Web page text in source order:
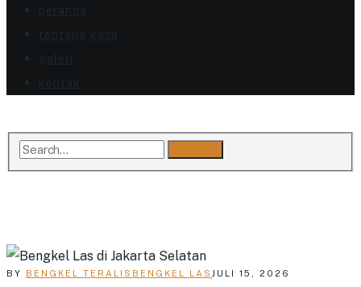
beranda
tentang kami
galeri
kontak
BY BENGKEL TERALIS BENGKEL LAS JULI 15, 2026